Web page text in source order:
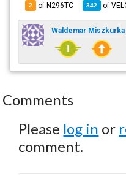
2 of N296TC 342 of
Waldemar Miszkurka
Comments
Please log in or
comment.